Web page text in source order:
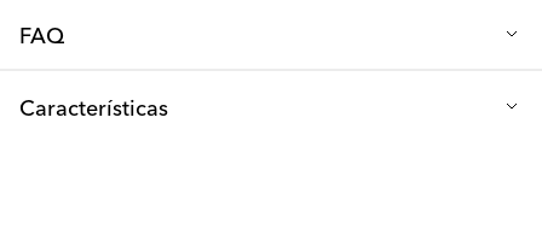
FAQ
Características